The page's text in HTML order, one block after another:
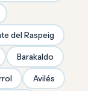
del Raspeig
Barakaldo
Avilés